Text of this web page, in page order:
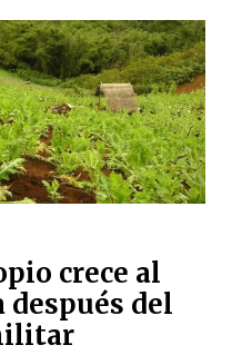
crece al
después del